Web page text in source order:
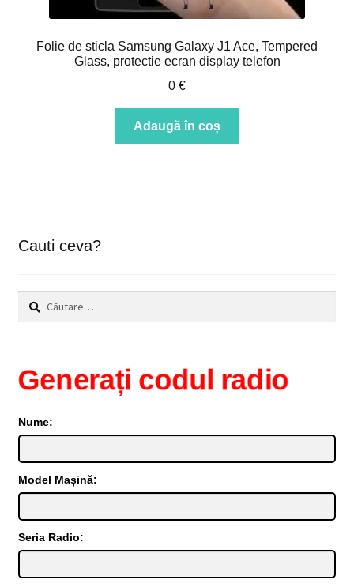
Folie de sticla Samsung Galaxy J1 Ace, Tempered
Glass, protectie ecran display telefon
0 €
Adaugă în coș
Cauti ceva?
Caută
după:
Generați codul radio
Nume:
Model Mașină:
Seria Radio: